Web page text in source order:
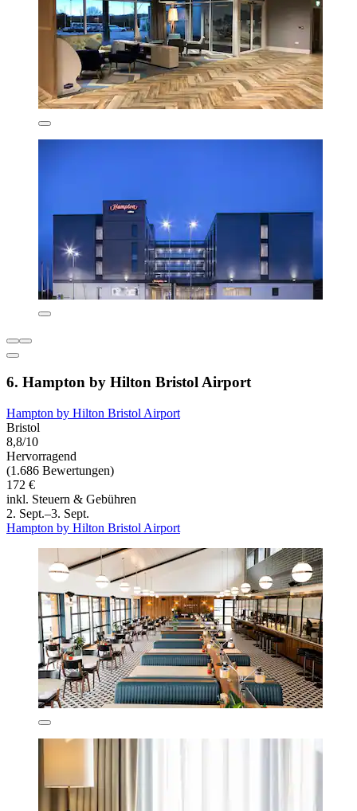
6. Hampton by Hilton Bristol Airport
Hampton by Hilton Bristol Airport
Bristol
8,8/10
Hervorragend
(1.686 Bewertungen)
172 €
inkl. Steuern & Gebühren
2. Sept.–3. Sept.
Hampton by Hilton Bristol Airport